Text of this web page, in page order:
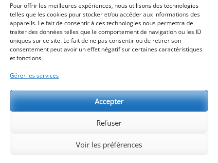
Pour offrir les meilleures expériences, nous utilisons des technologies
telles que les cookies pour stocker et/ou accéder aux informations des
appareils. Le fait de consentir à ces technologies nous permettra de
traiter des données telles que le comportement de navigation ou les ID
uniques sur ce site. Le fait de ne pas consentir ou de retirer son
consentement peut avoir un effet négatif sur certaines caractéristiques
et fonctions.
Gérer les services
Accepter
Refuser
Voir les préférences
ContactezRugby à XV de Francevia :
Mail
Twitter
Facebook
Linkedin
Mentions légales